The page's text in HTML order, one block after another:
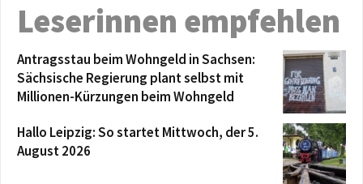
Leserinnen empfehlen
Antragsstau beim Wohngeld in Sachsen:
Sächsische Regierung plant selbst mit
Millionen-Kürzungen beim Wohngeld
Hallo Leipzig: So startet Mittwoch, der 5.
August 2026